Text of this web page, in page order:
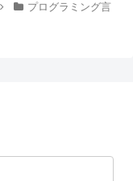
プログラミング言